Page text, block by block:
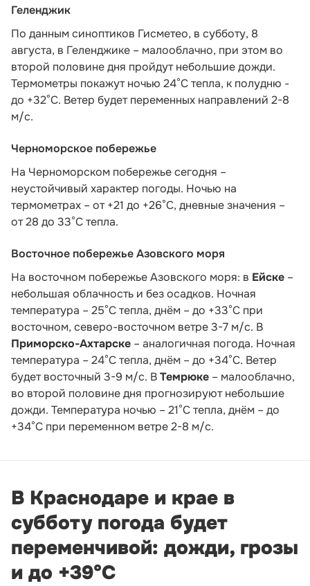
Геленджик
По данным синоптиков Гисметео, в субботу, 8
августа, в Геленджике – малооблачно, при этом во
второй половине дня пройдут небольшие дожди.
Термометры покажут ночью 24°C тепла, к полудню -
до +32°C. Ветер будет переменных направлений 2-8
м/с.
Черноморское побережье
На Черноморском побережье сегодня –
неустойчивый характер погоды. Ночью на
термометрах – от +21 до +26°С, дневные значения –
от 28 до 33°С тепла.
Восточное побережье Азовского моря
На восточном побережье Азовского моря: в Ейске –
небольшая облачность и без осадков. Ночная
температура – 25°С тепла, днём – до +33°С при
восточном, северо-восточном ветре 3-7 м/с. В
Приморско-Ахтарске – аналогичная погода. Ночная
температура – 24°С тепла, днём – до +34°С. Ветер
будет восточный 3-9 м/с. ВТемрюке – малооблачно,
во второй половине дня прогнозируют небольшие
дожди. Температура ночью – 21°С тепла, днём – до
+34°С при переменном ветре 2-8 м/с.
В Краснодаре и крае в
субботу погода будет
переменчивой: дожди, грозы
и до +39°С